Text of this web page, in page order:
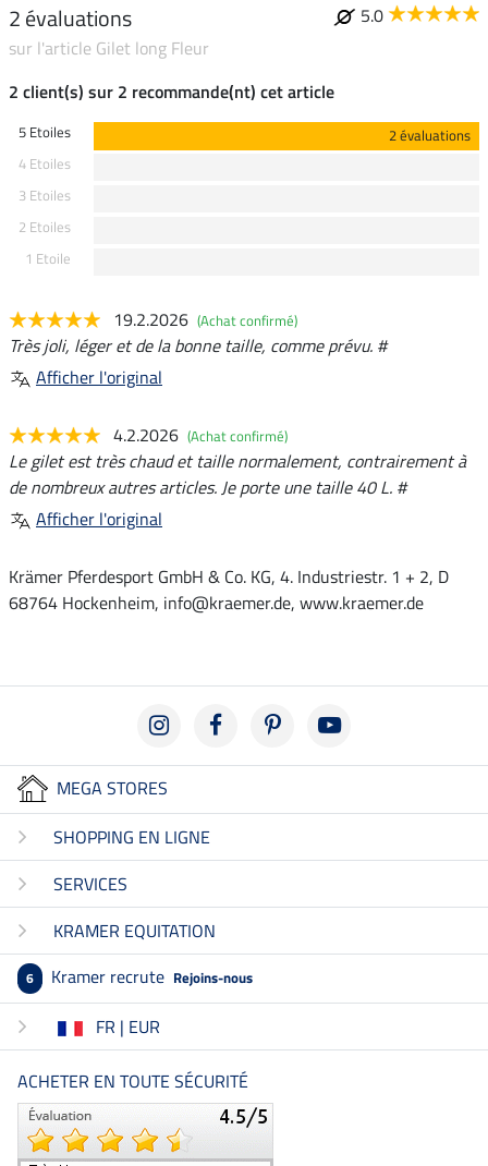
2 évaluations
5.0
sur l'article Gilet long Fleur
2 client(s) sur 2 recommande(nt) cet article
5 Etoiles
2 évaluations
4 Etoiles
3 Etoiles
2 Etoiles
1 Etoile
19.2.2026 (Achat confirmé)
Très joli, léger et de la bonne taille, comme prévu. #
Afficher l'original
4.2.2026 (Achat confirmé)
Le gilet est très chaud et taille normalement, contrairement à
de nombreux autres articles. Je porte une taille 40 L. #
Afficher l'original
Krämer Pferdesport GmbH & Co. KG, 4. Industriestr. 1 + 2, D
68764 Hockenheim, info@kraemer.de, www.kraemer.de
MEGA STORES
SHOPPING EN LIGNE
SERVICES
KRAMER EQUITATION
6 Kramer recrute Rejoins-nous
FR | EUR
ACHETER EN TOUTE SÉCURITÉ